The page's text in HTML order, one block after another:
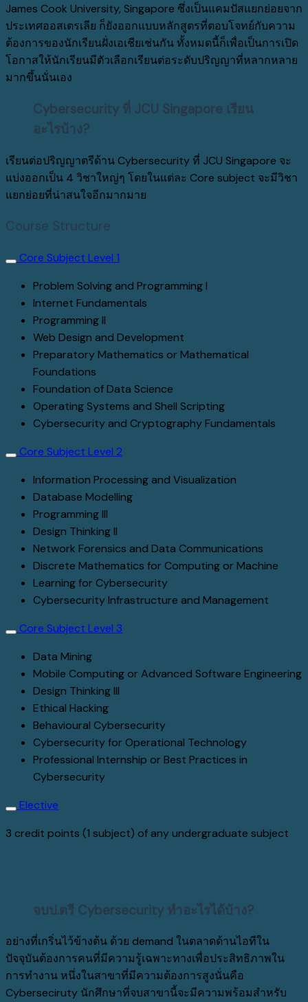
James Cook University, Singapore ซึ่งเป็นแคมปัสแยกย่อยจาก
ประเทศออสเตรเลีย ก็ยังออกแบบหลักสูตรที่ตอบโจทย์กับความ
ต้องการของนักเรียนฝั่งเอเชียเช่นกันทั้งหมดนี้ก็เพื่อเป็นการเปิด
โอกาสให้นักเรียนมีตัวเลือกเรียนต่อระดับปริญญาที่หลากหลาย
มากขึ้นนั่นเอง
Cybersecurity ที่ JCU Singapore เรียน
อะไรบ้าง?
เรียนต่อปริญญาตรีด้าน Cybersecurity ที่ JCU Singapore จะ
แบ่งออกเป็น 4 วิชาใหญ่ๆ โดยในแต่ละ Core subject จะมีวิชา
แยกย่อยที่น่าสนใจอีกมากมาย
Course Structure
Core Subject Level 1
Problem Solving and Programming I
Internet Fundamentals
Programming II
Web Design and Development
Preparatory Mathematics or Mathematical
Foundations
Foundation of Data Science
Operating Systems and Shell Scripting
Cybersecurity and Cryptography Fundamentals
Core Subject Level 2
Information Processing and Visualization
Database Modelling
Programming III
Design Thinking II
Network Forensics and Data Communications
Discrete Mathematics for Computing or Machine
Learning for Cybersecurity
Cybersecurity Infrastructure and Management
Core Subject Level 3
Data Mining
Mobile Computing or Advanced Software Engineering
Design Thinking III
Ethical Hacking
Behavioural Cybersecurity
Cybersecurity for Operational Technology
Professional Internship or Best Practices in
Cybersecurity
Elective
3 credit points (1 subject) of any undergraduate subject
จบป.ตรี Cybersecurity ทำอะไรได้บ้าง?
อย่างที่เกริ่นไว้ข้างต้น ด้วย demand ในตลาดด้านไอทีใน
ปัจจุบันต้องการคนที่มีความรู้เฉพาะทางเพื่อประสิทธิภาพใน
การทำงาน หนึ่งในสาขาที่มีความต้องการสูงนั่นคือ
Cyberseciruty นักศึกษาที่จบสาขานี้จะมีความพร้อมสำหรับ